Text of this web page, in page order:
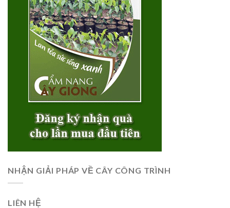
NHẬN GIẢI PHÁP VỀ CÂY CÔNG TRÌNH
LIÊN HỆ